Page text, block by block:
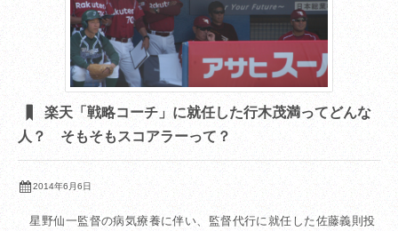
楽天「戦略コーチ」に就任した行木茂満ってどんな
人？ そもそもスコアラーって？
2014年6月6日
星野仙一監督の病気療養に伴い、監督代行に就任した佐藤義則投